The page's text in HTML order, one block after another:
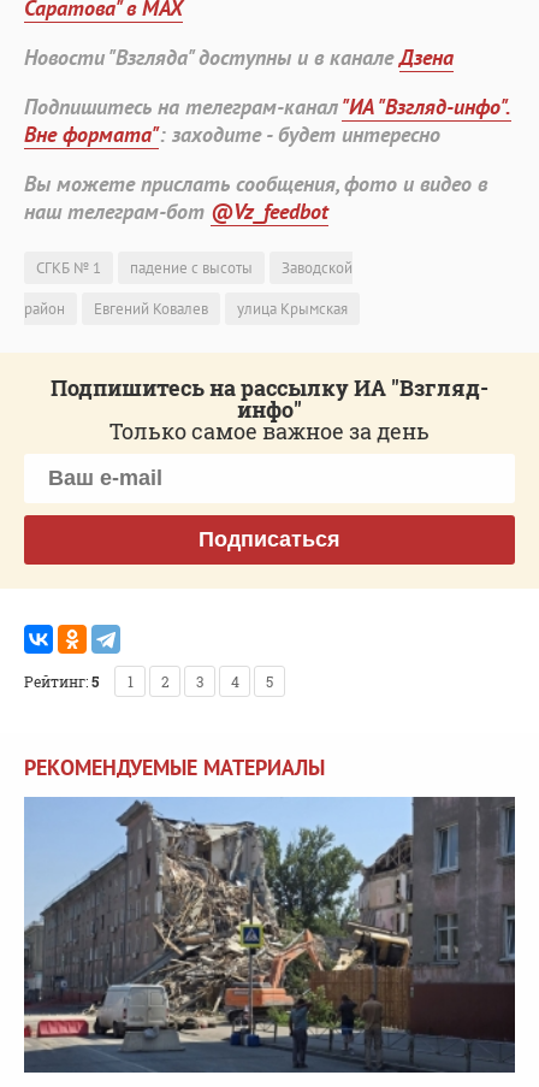
Саратова" в MAX
Новости "Взгляда" доступны и в каналеДзена
Подпишитесь на телеграм-канал"ИА "Взгляд-инфо".
Вне формата": заходите - будет интересно
Вы можете прислать сообщения, фото и видео в
наш телеграм-бот @Vz_feedbot
СГКБ № 1 падение с высоты
Заводской
район
Евгений Ковалев улица Крымская
Подпишитесь на рассылку ИА "Взгляд-
инфо"
Только самое важное за день
Подписаться
Рейтинг:5 1 2 3 4 5
РЕКОМЕНДУЕМЫЕ МАТЕРИАЛЫ